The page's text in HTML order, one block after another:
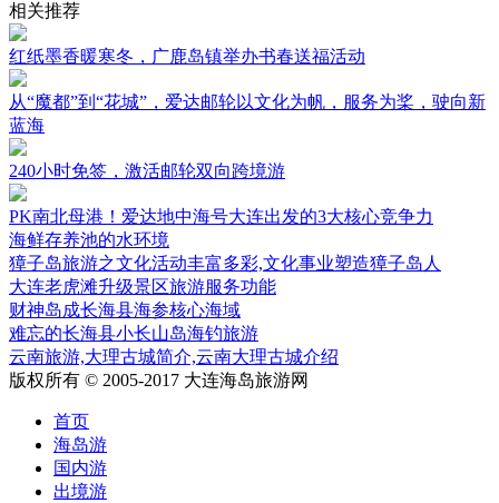
相关推荐
红纸墨香暖寒冬，广鹿岛镇举办书春送福活动
从“魔都”到“花城”，爱达邮轮以文化为帆，服务为桨，驶向新
蓝海
240小时免签，激活邮轮双向跨境游
PK南北母港！爱达地中海号大连出发的3大核心竞争力
海鲜存养池的水环境
獐子岛旅游之文化活动丰富多彩,文化事业塑造獐子岛人
大连老虎滩升级景区旅游服务功能
财神岛成长海县海参核心海域
难忘的长海县小长山岛海钓旅游
云南旅游,大理古城简介,云南大理古城介绍
版权所有 © 2005-2017 大连海岛旅游网
首页
海岛游
国内游
出境游